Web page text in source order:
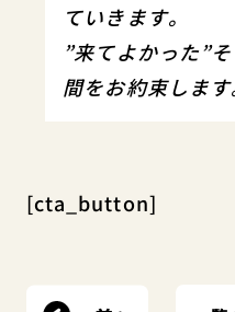
ていきます。
”来てよかった”
間をお約束します
[cta_button]